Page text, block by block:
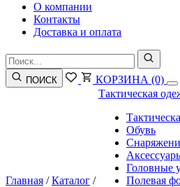
О компании
Контакты
Доставка и оплата
ПОИСК КОРЗИНА (0)
Главная /Каталог /
Тактическая
Обувь
Головные
Полевая